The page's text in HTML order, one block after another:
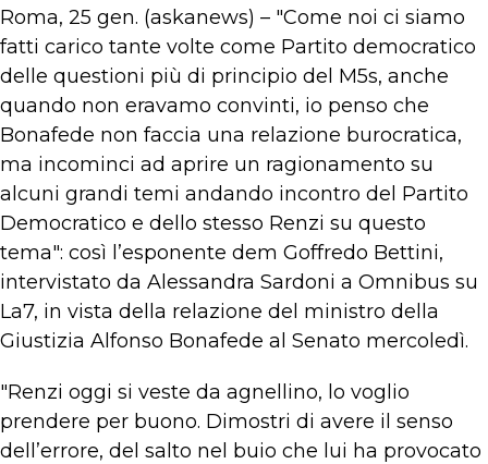
Roma, 25 gen. (askanews) – "Come noi ci siamo
fatti carico tante volte come Partito democratico
delle questioni più di principio del M5s, anche
quando non eravamo convinti, io penso che
Bonafede non faccia una relazione burocratica,
ma incominci ad aprire un ragionamento su
alcuni grandi temi andando incontro del Partito
Democratico e dello stesso Renzi su questo
tema": così l’esponente dem Goffredo Bettini,
intervistato da Alessandra Sardoni a Omnibus su
La7, in vista della relazione del ministro della
Giustizia Alfonso Bonafede al Senato mercoledì.
"Renzi oggi si veste da agnellino, lo voglio
prendere per buono. Dimostri di avere il senso
dell’errore, del salto nel buio che lui ha provocato